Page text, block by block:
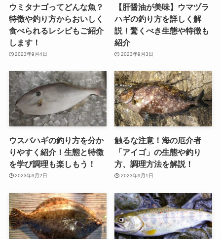
ウミタナゴってどんな魚？
特徴や釣り方からおいしく
食べられるレシピもご紹介
します！
2023年9月4日
【肝醤油が美味】ウマヅラ
ハギの釣り方を詳しく解
説！驚くべき生態や特徴も
紹介
2023年9月3日
ウスバハギの釣り方を分か
りやすく紹介！生態と特徴
を学び調理も楽しもう！
2023年9月2日
触るな注意！海の厄介者
「アイゴ」の生態や釣り
方、調理方法を解説！
2023年9月1日